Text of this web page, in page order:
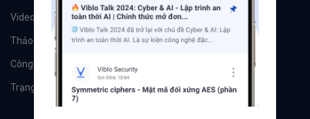
Videos Tác giả
Thảo luận Đề xuất hệ thống
Công cụ
Trạng thái hệ thống